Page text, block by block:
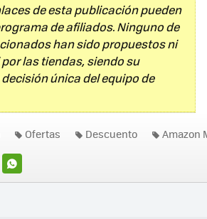
de esta publicación pueden
de afiliados. Ninguno de
han sido propuestos ni
las tiendas, siendo su
única del equipo de
WHATSAPP
Ofertas Descuento Amazon